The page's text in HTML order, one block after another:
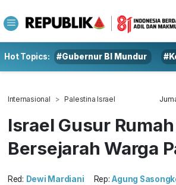
Hot Topics: #Gubernur BI Mundur
Internasional Palestina Israel
Israel Gusur Rumah
Bersejarah Warga
Red: Dewi Mardiani Rep: Agung